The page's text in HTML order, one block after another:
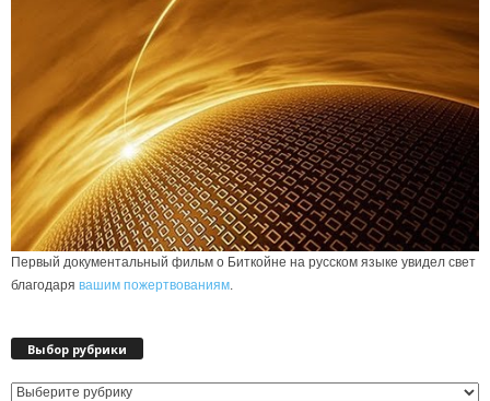
Первый документальный фильм о Биткойне на русском языке увидел свет
благодаря вашим пожертвованиям.
Выбор рубрики
Выбор